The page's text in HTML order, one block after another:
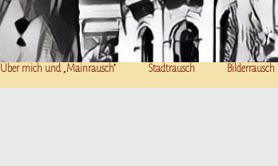
Über mich und „Mainrausch“ Stadtrausch Bilderrausch